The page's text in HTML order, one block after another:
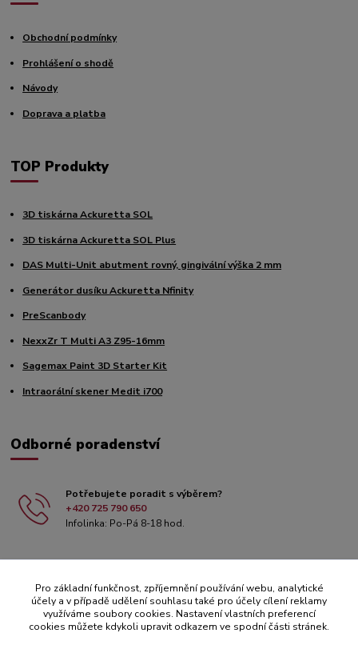
Obchodní podmínky
Prohlášení o shodě
Návody
Doprava a platba
TOP Produkty
3D tiskárna Ackuretta SOL
3D tiskárna Ackuretta SOL Plus
DAS Multi-Unit abutment rovný, gingivální výška 2 mm
Generátor dusíku Ackuretta Nfinity
PreScanbody
NexxZr T Multi A3 Z95-16mm
Sagemax Paint 3D Starter Kit
Intraorální skener Medit i700
Odborné poradenství
Potřebujete poradit s výběrem?
+420 725 790 650
Infolinka: Po-Pá 8-18 hod.
Pro základní funkčnost, zpříjemnění používání webu, analytické
účely a v případě udělení souhlasu také pro účely cílení reklamy
využíváme soubory cookies. Nastavení vlastních preferencí
cookies můžete kdykoli upravit odkazem ve spodní části stránek.